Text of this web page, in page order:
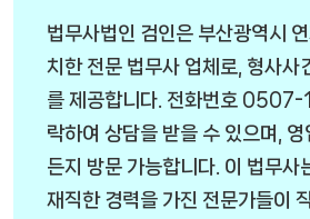
법무사법인 검인은 부산광역시
치한 전문 법무사 업체로, 형사사
를 제공합니다. 전화번호
락하여 상담을 받을 수 있으며, 영
든지 방문 가능합니다. 이 법무사
재직한 경력을 가진 전문가들이